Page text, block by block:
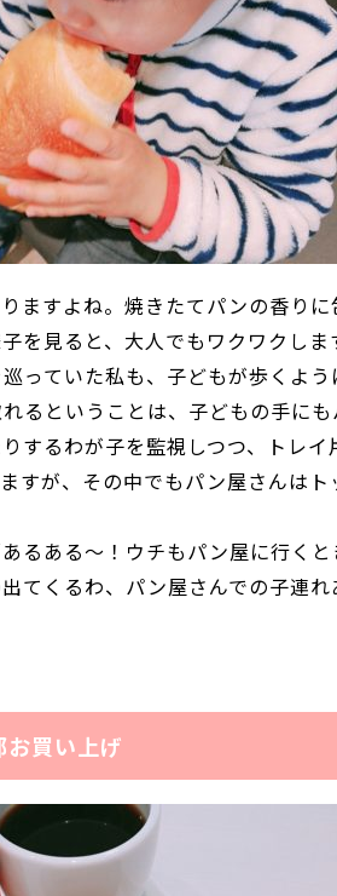
ますよね。焼きたてパンの香り
を見ると、大人でもワクワクしま
っていた私も、子どもが歩くよ
るということは、子どもの手に
するわが子を監視しつつ、トレ
すが、その中でもパン屋さんは
るある～！ウチもパン屋に行く
てくるわ、パン屋さんでの子連
買い上げ